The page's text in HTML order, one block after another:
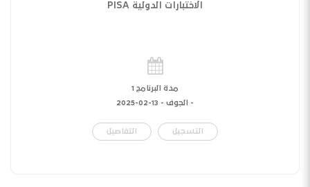
الاختبارات الدولية PISA
مدة البرنامج 1
- الجوف - 13-02-2025
التسجيل التفاصيل